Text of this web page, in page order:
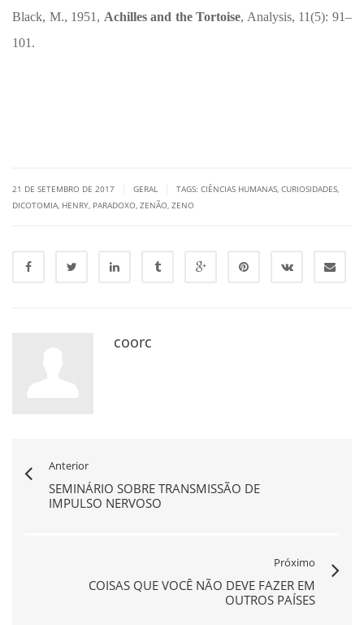
Black, M., 1951, Achilles and the Tortoise, Analysis, 11(5): 91–
101.
21 DE SETEMBRO DE 2017 GERAL TAGS: CIÊNCIAS HUMANAS CURIOSIDADES
DICOTOMIA HENRY PARADOXO ZENÃO ZENO
coorc
Anterior
SEMINÁRIO SOBRE TRANSMISSÃO DE
IMPULSO NERVOSO
Próximo
COISAS QUE VOCÊ NÃO DEVE FAZER EM
OUTROS PAÍSES